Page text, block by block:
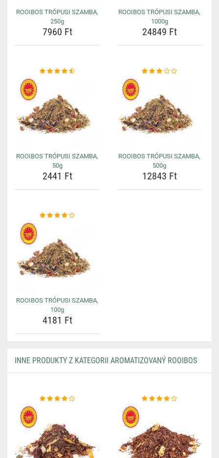
ROOIBOS TRÓPUSI SZAMBA,
250g
7960 Ft
ROOIBOS TRÓPUSI SZAMBA,
1000g
24849 Ft
ROOIBOS TRÓPUSI SZAMBA,
50g
2441 Ft
ROOIBOS TRÓPUSI SZAMBA,
500g
12843 Ft
ROOIBOS TRÓPUSI SZAMBA,
100g
4181 Ft
INNE PRODUKTY Z KATEGORII AROMATIZOVANÝ ROOIBOS